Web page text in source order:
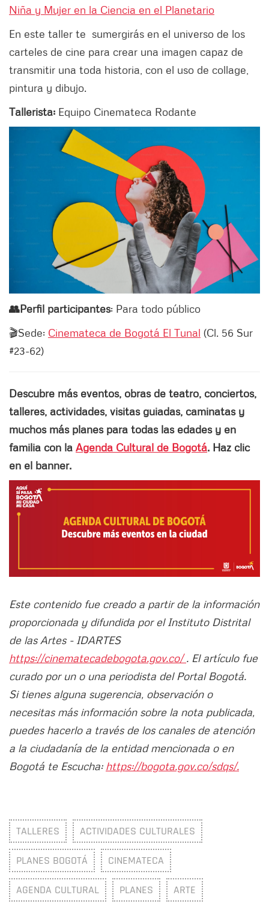
Niña y Mujer en la Ciencia en el Planetario
En este taller te sumergirás en el universo de los
carteles de cine para crear una imagen capaz de
transmitir una toda historia, con el uso de collage,
pintura y dibujo.
Tallerista: Equipo Cinemateca Rodante
👥Perfil participantes: Para todo público
🎬Sede: Cinemateca de Bogotá El Tunal (Cl. 56 Sur
#23-62)
Descubre más eventos, obras de teatro, conciertos,
talleres, actividades, visitas guiadas, caminatas y
muchos más planes para todas las edades y en
familia con la Agenda Cultural de Bogotá. Haz clic
en el banner.
Este contenido fue creado a partir de la información
proporcionada y difundida por el Instituto Distrital
de las Artes - IDARTES
https://cinematecadebogota.gov.co/. El artículo fue
curado por un o una periodista del Portal Bogotá.
Si tienes alguna sugerencia, observación o
necesitas más información sobre la nota publicada,
puedes hacerlo a través de los canales de atención
a la ciudadanía de la entidad mencionada o en
Bogotá te Escucha: https://bogota.gov.co/sdqs/.
TALLERES ACTIVIDADES CULTURALES
PLANES BOGOTÁ CINEMATECA
AGENDA CULTURAL PLANES ARTE